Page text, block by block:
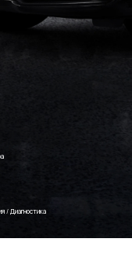
/ Диагностика